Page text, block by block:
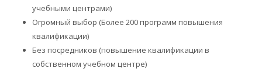
учебными центрами)
Огромный выбор (Более 200 программ повышения
квалификации)
Без посредников (повышение квалификации в
собственном учебном центре)